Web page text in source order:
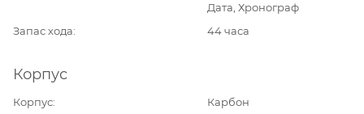
Дата, Хронограф
Запас хода
44 часа
Корпус
Корпус
Карбон